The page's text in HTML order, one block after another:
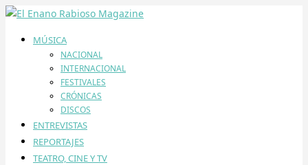
MÚSICA
NACIONAL
INTERNACIONAL
FESTIVALES
CRÓNICAS
DISCOS
ENTREVISTAS
REPORTAJES
TEATRO, CINE Y TV